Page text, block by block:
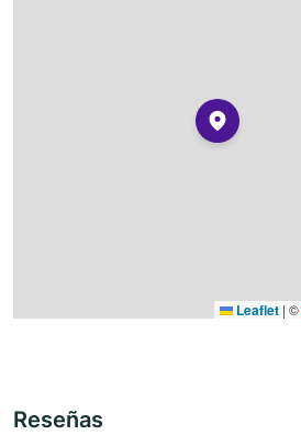
Leaflet | ©
Reseñas